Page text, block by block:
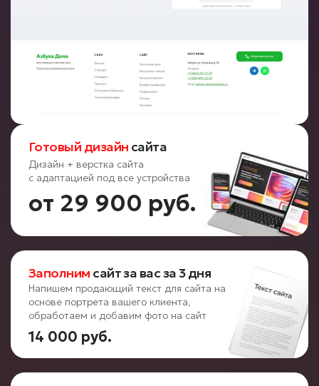
Готовый дизайн сайта
Дизайн + верстка сайта
с адаптацией под все устройства
от 29 900 руб.
Заполним сайт за вас за 3 дня
Напишем продающий текст для сайта на
основе портрета вашего клиента,
обработаем и добавим фото на сайт
14 000 руб.